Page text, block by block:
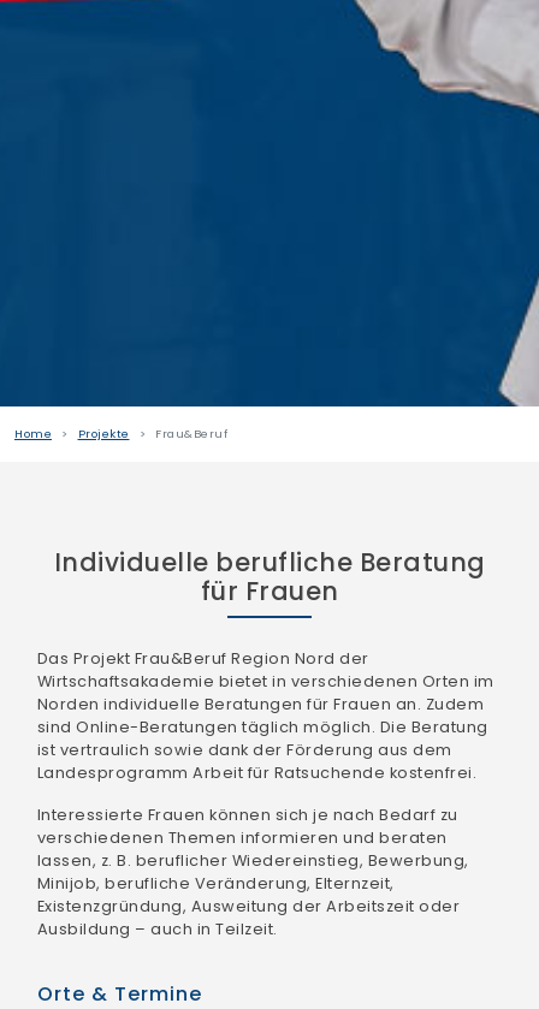
Home Projekte Frau&Beruf
Individuelle berufliche Beratung
für Frauen
Das Projekt Frau&Beruf Region Nord der
Wirtschaftsakademie bietet in verschiedenen Orten im
Norden individuelle Beratungen für Frauen an. Zudem
sind Online-Beratungen täglich möglich. Die Beratung
ist vertraulich sowie dank der Förderung aus dem
Landesprogramm Arbeit für Ratsuchende kostenfrei.
Interessierte Frauen können sich je nach Bedarf zu
verschiedenen Themen informieren und beraten
lassen, z. B. beruflicher Wiedereinstieg, Bewerbung,
Minijob, berufliche Veränderung, Elternzeit,
Existenzgründung, Ausweitung der Arbeitszeit oder
Ausbildung – auch in Teilzeit.
Orte & Termine